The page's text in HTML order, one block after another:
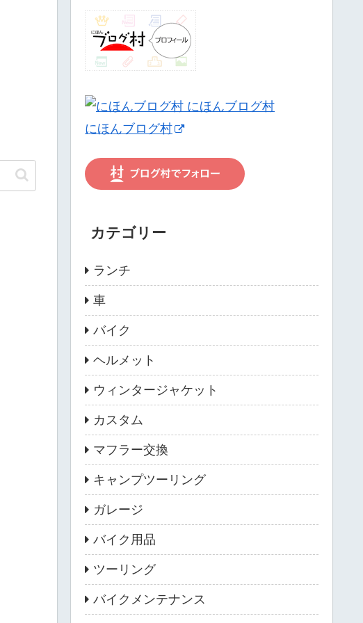
にほんブログ村
カテゴリー
ランチ
車
バイク
ヘルメット
ウィンタージャケット
カスタム
マフラー交換
キャンプツーリング
ガレージ
バイク用品
ツーリング
バイクメンテナンス